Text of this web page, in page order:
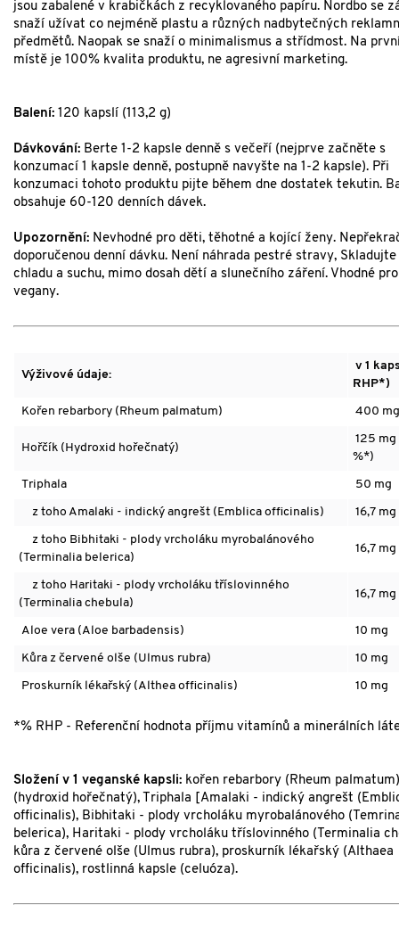
jsou zabalené v krabičkách z recyklovaného papíru. Nordbo se
snaží užívat co nejméně plastu a různých nadbytečných
předmětů. Naopak se snaží o minimalismus a střídmost. Na
místě je 100% kvalita produktu, ne agresivní marketing.
Balení: 120 kapslí (113,2 g)
Dávkování: Berte 1-2 kapsle denně s večeří (nejprve začněte s
konzumací 1 kapsle denně, postupně navyšte na 1-2 kapsle). Při
konzumaci tohoto produktu pijte během dne dostatek tekutin.
obsahuje 60-120 denních dávek.
Upozornění: Nevhodné pro děti, těhotné a kojící ženy.
doporučenou denní dávku. Není náhrada pestré stravy, Skladujte
chladu a suchu, mimo dosah dětí a slunečního záření. Vhodné pro
vegany.
Výživové údaje:
v 1
RHP*)
Kořen rebarbory (Rheum palmatum) 400 mg
Hořčík (Hydroxid hořečnatý)
125 mg
%*)
Triphala 50 mg
z toho Amalaki - indický angrešt (Emblica officinalis) 16,7 mg
z toho Bibhitaki - plody vrcholáku myrobalánového
(Terminalia belerica)
16,7 mg
z toho Haritaki - plody vrcholáku tříslovinného
(Terminalia chebula)
16,7 mg
Aloe vera (Aloe barbadensis) 10 mg
Kůra z červené olše (Ulmus rubra) 10 mg
Proskurník lékařský (Althea officinalis) 10 mg
*% RHP - Referenční hodnota příjmu vitamínů a minerálních
Složení v 1 veganské kapsli: kořen rebarbory (Rheum
(hydroxid hořečnatý), Triphala [Amalaki - indický angrešt
officinalis), Bibhitaki - plody vrcholáku myrobalánového
belerica), Haritaki - plody vrcholáku tříslovinného (Terminalia
kůra z červené olše (Ulmus rubra), proskurník lékařský (Althaea
officinalis), rostlinná kapsle (celuóza).